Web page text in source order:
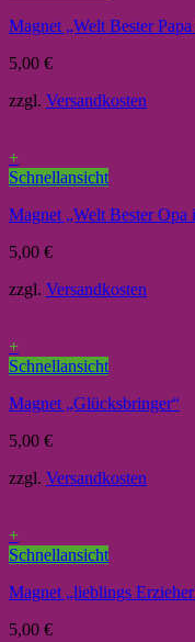
Magnet „Welt Bester
5,00 €
zzgl. Versandkosten
+
Schnellansicht
Magnet „Welt Bester Opa
5,00 €
zzgl. Versandkosten
+
Schnellansicht
Magnet „Glücksbringer“
5,00 €
zzgl. Versandkosten
+
Schnellansicht
Magnet „lieblings
5,00 €